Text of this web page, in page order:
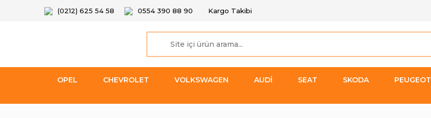
(0212) 625 54 58 0554 390 88 90 Kargo Takibi
OPEL CHEVROLET VOLKSWAGEN AUDİ SEAT SKODA PEUGEOT